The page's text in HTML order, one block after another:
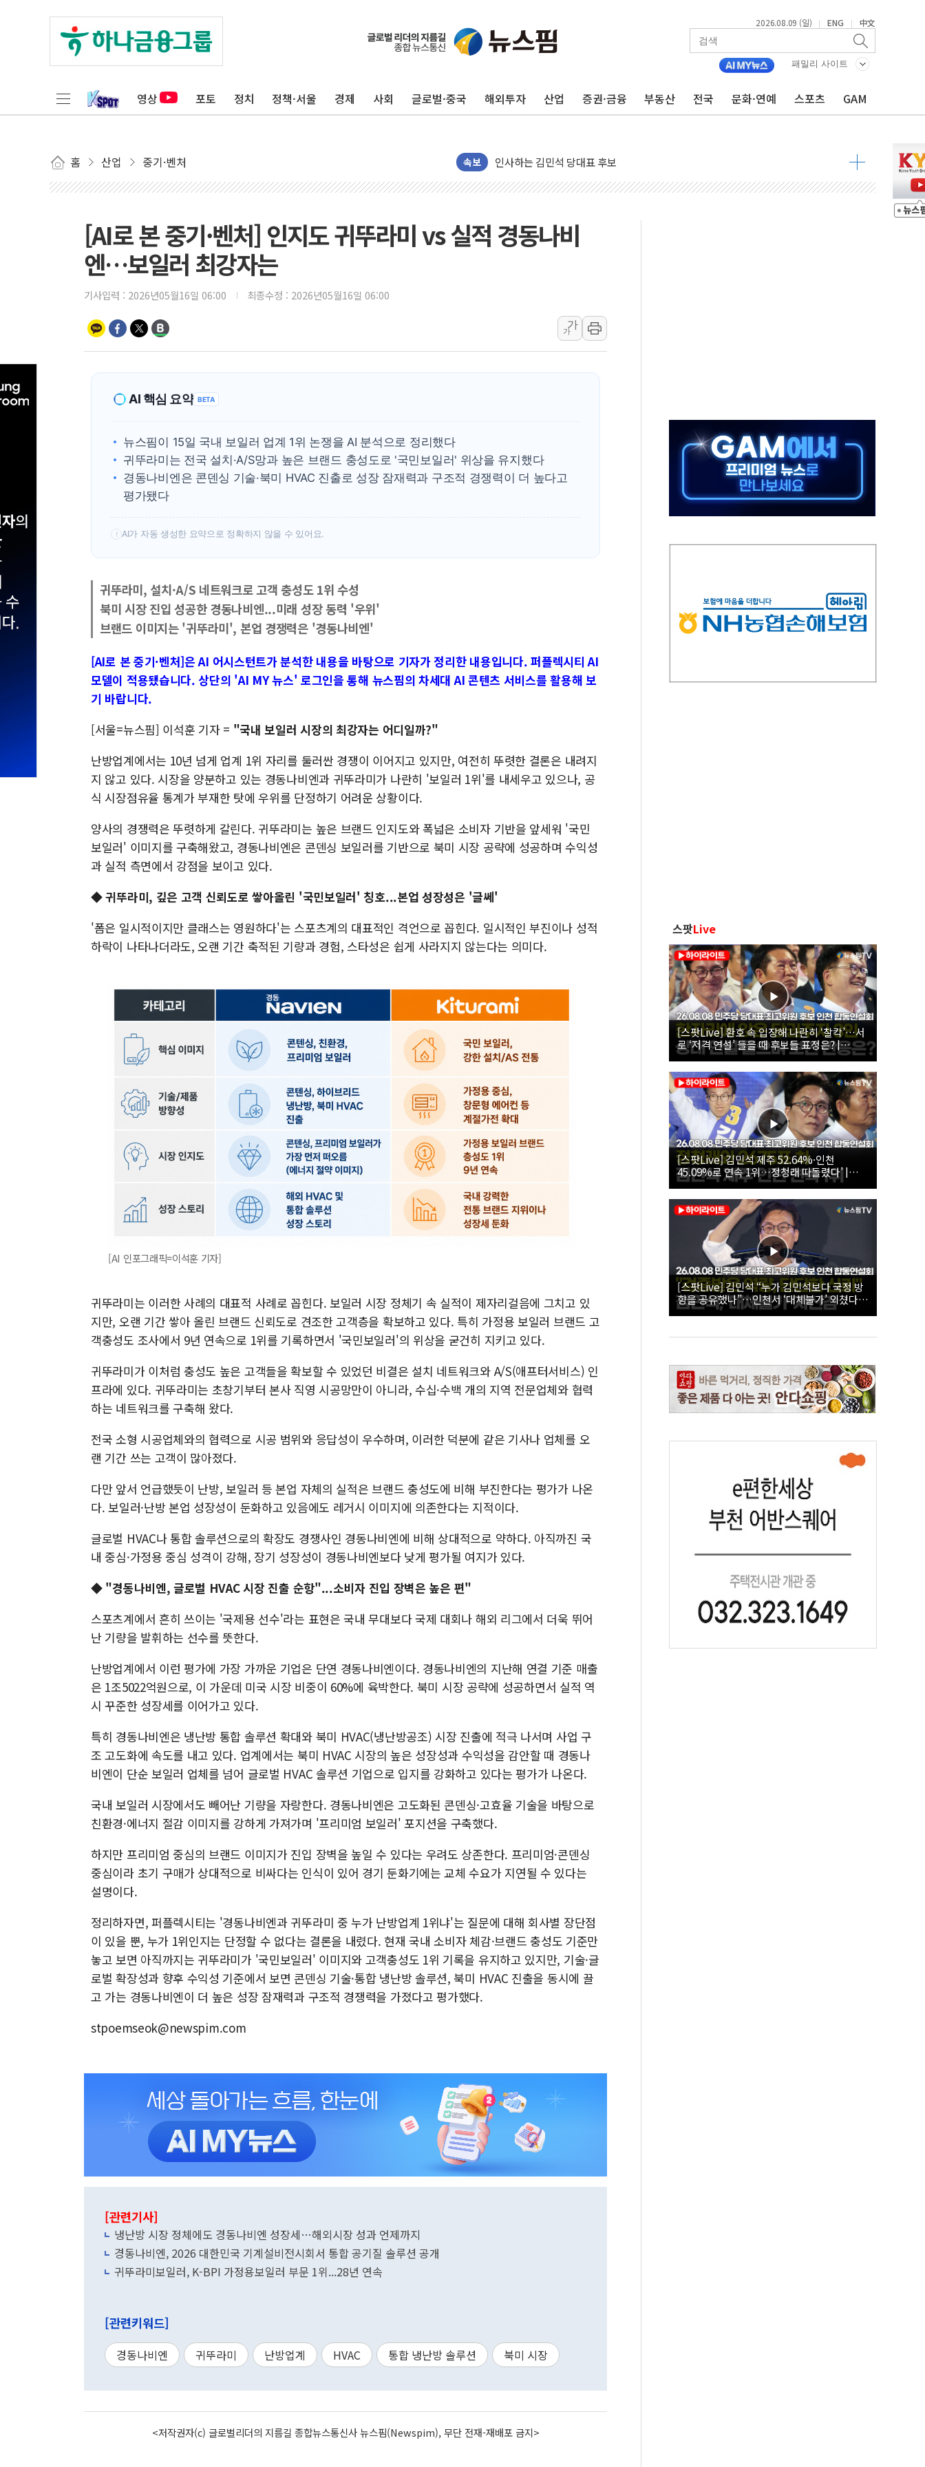
2026.08.09 (일) | ENG | 中文
패밀리 사이트
영상 포토 정치 정책·서울 경제 사회 글로벌·중국 해외투자 산업 증권·금융 부동산 전국 문화·연예 스포츠 GAM
홈 산업 중기·벤처 속보
포항시 재난예산 40억 긴급 투입…고수온 양식장 복구·지원 '총력'
울진·영덕 '호우특보'-포항 '산사태 주의보'...경북도, 호우 피해·통제구간 없어
[종합] 김민석, 정청래에 '0.86%p' 차 재역전 성공...金 45.42% vs 鄭 44.56%
인천 합동연설회 나선 송영길·정청래·김민석 당대표 후보
인사하는 김민석 당대표 후보
[속보] 민주, 제주·인천 경선 결과 발표...김민석 47.75% 정청래 42.08%
[속보] 민주, 제주 경선 결과 발표...김민석 52.64% 정청래 39.89% 송영길 7.47%
이번주 국내 주요 금융일정(8.10~8.14)
서울 중랑구 주택가서 흉기 난동…60대 남성 2명 숨져
李대통령 "결혼 때문에 손해 보는 일 없게"…'결혼 페널티' 22개 과제 손본다
인천서 말다툼 중 어머니 흉기 살해 10대 아들 체포
'화합' 꺼낸 김민석에 '뻔뻔' 받아친 정청래…제주 연설서 신경전 고조
[AI로 본 중기·벤처] 인지도 귀뚜라미 vs 실적 경동나비
엔…보일러 최강자는
기사입력 : 2026년05월16일 06:00 최종수정 : 2026년05월16일 06:00
가
가
AI 핵심 요약 BETA
뉴스핌이 15일 국내 보일러 업계 1위 논쟁을 AI 분석으로 정리했다
귀뚜라미는 전국 설치·A/S망과 높은 브랜드 충성도로 '국민보일러' 위상을 유지했다
경동나비엔은 콘덴싱 기술·북미 HVAC 진출로 성장 잠재력과 구조적 경쟁력이 더 높다고
평가됐다
! AI가 자동 생성한 요약으로 정확하지 않을 수 있어요.
귀뚜라미, 설치·A/S 네트워크로 고객 충성도 1위 수성
북미 시장 진입 성공한 경동나비엔...미래 성장 동력 '우위'
브랜드 이미지는 '귀뚜라미', 본업 경쟁력은 '경동나비엔'
[AI로 본 중기·벤처]은 AI 어시스턴트가 분석한 내용을 바탕으로 기자가 정리한 내용입니다. 퍼플렉시티 AI
모델이 적용됐습니다. 상단의 'AI MY 뉴스' 로그인을 통해 뉴스핌의 차세대 AI 콘텐츠 서비스를 활용해 보
기 바랍니다.
[서울=뉴스핌] 이석훈 기자 = "국내 보일러 시장의 최강자는 어디일까?"
난방업계에서는 10년 넘게 업계 1위 자리를 둘러싼 경쟁이 이어지고 있지만, 여전히 뚜렷한 결론은 내려지
지 않고 있다. 시장을 양분하고 있는 경동나비엔과 귀뚜라미가 나란히 '보일러 1위'를 내세우고 있으나, 공
식 시장점유율 통계가 부재한 탓에 우위를 단정하기 어려운 상황이다.
양사의 경쟁력은 뚜렷하게 갈린다. 귀뚜라미는 높은 브랜드 인지도와 폭넓은 소비자 기반을 앞세워 '국민
보일러' 이미지를 구축해왔고, 경동나비엔은 콘덴싱 보일러를 기반으로 북미 시장 공략에 성공하며 수익성
과 실적 측면에서 강점을 보이고 있다.
◆ 귀뚜라미, 깊은 고객 신뢰도로 쌓아올린 '국민보일러' 칭호...본업 성장성은 '글쎄'
'폼은 일시적이지만 클래스는 영원하다'는 스포츠계의 대표적인 격언으로 꼽힌다. 일시적인 부진이나 성적
하락이 나타나더라도, 오랜 기간 축적된 기량과 경험, 스타성은 쉽게 사라지지 않는다는 의미다.
[AI 인포그래픽=이석훈 기자]
귀뚜라미는 이러한 사례의 대표적 사례로 꼽힌다. 보일러 시장 정체기 속 실적이 제자리걸음에 그치고 있
지만, 오랜 기간 쌓아 올린 브랜드 신뢰도로 견조한 고객층을 확보하고 있다. 특히 가정용 보일러 브랜드 고
객충성도 조사에서 9년 연속으로 1위를 기록하면서 '국민보일러'의 위상을 굳건히 지키고 있다.
귀뚜라미가 이처럼 충성도 높은 고객들을 확보할 수 있었던 비결은 설치 네트워크와 A/S(애프터서비스) 인
프라에 있다. 귀뚜라미는 초창기부터 본사 직영 시공망만이 아니라, 수십·수백 개의 지역 전문업체와 협력
하는 네트워크를 구축해 왔다.
전국 소형 시공업체와의 협력으로 시공 범위와 응답성이 우수하며, 이러한 덕분에 같은 기사나 업체를 오
랜 기간 쓰는 고객이 많아졌다.
다만 앞서 언급했듯이 난방, 보일러 등 본업 자체의 실적은 브랜드 충성도에 비해 부진한다는 평가가 나온
다. 보일러·난방 본업 성장성이 둔화하고 있음에도 레거시 이미지에 의존한다는 지적이다.
글로벌 HVAC나 통합 솔루션으로의 확장도 경쟁사인 경동나비엔에 비해 상대적으로 약하다. 아직까진 국
내 중심·가정용 중심 성격이 강해, 장기 성장성이 경동나비엔보다 낮게 평가될 여지가 있다.
◆ "경동나비엔, 글로벌 HVAC 시장 진출 순항"...소비자 진입 장벽은 높은 편"
스포츠계에서 흔히 쓰이는 '국제용 선수'라는 표현은 국내 무대보다 국제 대회나 해외 리그에서 더욱 뛰어
난 기량을 발휘하는 선수를 뜻한다.
난방업계에서 이런 평가에 가장 가까운 기업은 단연 경동나비엔이다. 경동나비엔의 지난해 연결 기준 매출
은 1조5022억원으로, 이 가운데 미국 시장 비중이 60%에 육박한다. 북미 시장 공략에 성공하면서 실적 역
시 꾸준한 성장세를 이어가고 있다.
특히 경동나비엔은 냉난방 통합 솔루션 확대와 북미 HVAC(냉난방공조) 시장 진출에 적극 나서며 사업 구
조 고도화에 속도를 내고 있다. 업계에서는 북미 HVAC 시장의 높은 성장성과 수익성을 감안할 때 경동나
비엔이 단순 보일러 업체를 넘어 글로벌 HVAC 솔루션 기업으로 입지를 강화하고 있다는 평가가 나온다.
국내 보일러 시장에서도 빼어난 기량을 자랑한다. 경동나비엔은 고도화된 콘덴싱·고효율 기술을 바탕으로
친환경·에너지 절감 이미지를 강하게 가져가며 '프리미엄 보일러' 포지션을 구축했다.
하지만 프리미엄 중심의 브랜드 이미지가 진입 장벽을 높일 수 있다는 우려도 상존한다. 프리미엄·콘덴싱
중심이라 초기 구매가 상대적으로 비싸다는 인식이 있어 경기 둔화기에는 교체 수요가 지연될 수 있다는
설명이다.
정리하자면, 퍼플렉시티는 '경동나비엔과 귀뚜라미 중 누가 난방업계 1위냐'는 질문에 대해 회사별 장단점
이 있을 뿐, 누가 1위인지는 단정할 수 없다는 결론을 내렸다. 현재 국내 소비자 체감·브랜드 충성도 기준만
놓고 보면 아직까지는 귀뚜라미가 '국민보일러' 이미지와 고객충성도 1위 기록을 유지하고 있지만, 기술·글
로벌 확장성과 향후 수익성 기준에서 보면 콘덴싱 기술·통합 냉난방 솔루션, 북미 HVAC 진출을 동시에 끌
고 가는 경동나비엔이 더 높은 성장 잠재력과 구조적 경쟁력을 가졌다고 평가했다.
stpoemseok@newspim.com
[관련기사]
냉난방 시장 정체에도 경동나비엔 성장세…해외시장 성과 언제까지
경동나비엔, 2026 대한민국 기계설비전시회서 통합 공기질 솔루션 공개
귀뚜라미보일러, K-BPI 가정용보일러 부문 1위...28년 연속
[관련키워드]
경동나비엔 귀뚜라미 난방업계 HVAC 통합 냉난방 솔루션 북미 시장
<저작권자(c) 글로벌리더의 지름길 종합뉴스통신사 뉴스핌(Newspim), 무단 전재-재배포 금지>
스팟Live
[스팟Live] 환호 속 입장해 나란히 ‘찰칵’…서
로 ‘저격 연설’ 들을 때 후보들 표정은? |
26.08.08 더불어민주당 당대표·최고위원 후
보 인천 합동연설회
[스팟Live] 김민석 제주 52.64%·인천
45.09%로 연속 1위…정청래 따돌렸다’ |
26.08.08 더불어민주당 당대표·최고위원 후
보 인천 합동연설회
[스팟Live] 김민석 “누가 김민석보다 국정 방
향을 공유했나”…인천서 ‘대체불가’ 외쳤다 |
26.08.08 더불어민주당 당대표·최고위원 후